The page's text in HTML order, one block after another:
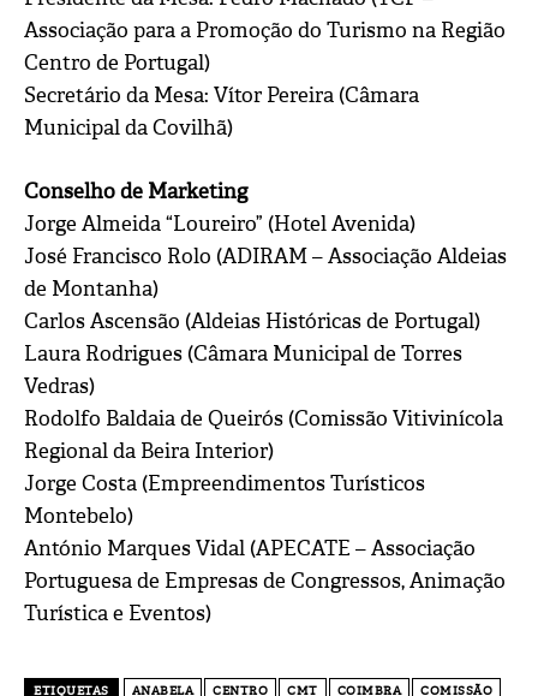
Associação para a Promoção do Turismo na Região
Centro de Portugal)
Secretário da Mesa: Vítor Pereira (Câmara
Municipal da Covilhã)
Conselho de Marketing
Jorge Almeida “Loureiro” (Hotel Avenida)
José Francisco Rolo (ADIRAM – Associação Aldeias
de Montanha)
Carlos Ascensão (Aldeias Históricas de Portugal)
Laura Rodrigues (Câmara Municipal de Torres
Vedras)
Rodolfo Baldaia de Queirós (Comissão Vitivinícola
Regional da Beira Interior)
Jorge Costa (Empreendimentos Turísticos
Montebelo)
António Marques Vidal (APECATE – Associação
Portuguesa de Empresas de Congressos, Animação
Turística e Eventos)
ETIQUETAS ANABELA CENTRO CMT COIMBRA
COMISSÃO